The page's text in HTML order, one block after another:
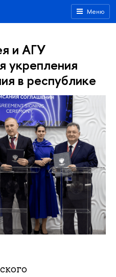
Меню
и АГУ
укрепления
в республике